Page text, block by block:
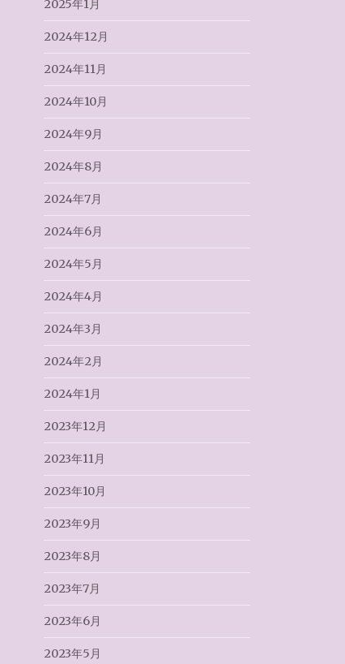
2025年1月
2024年12月
2024年11月
2024年10月
2024年9月
2024年8月
2024年7月
2024年6月
2024年5月
2024年4月
2024年3月
2024年2月
2024年1月
2023年12月
2023年11月
2023年10月
2023年9月
2023年8月
2023年7月
2023年6月
2023年5月